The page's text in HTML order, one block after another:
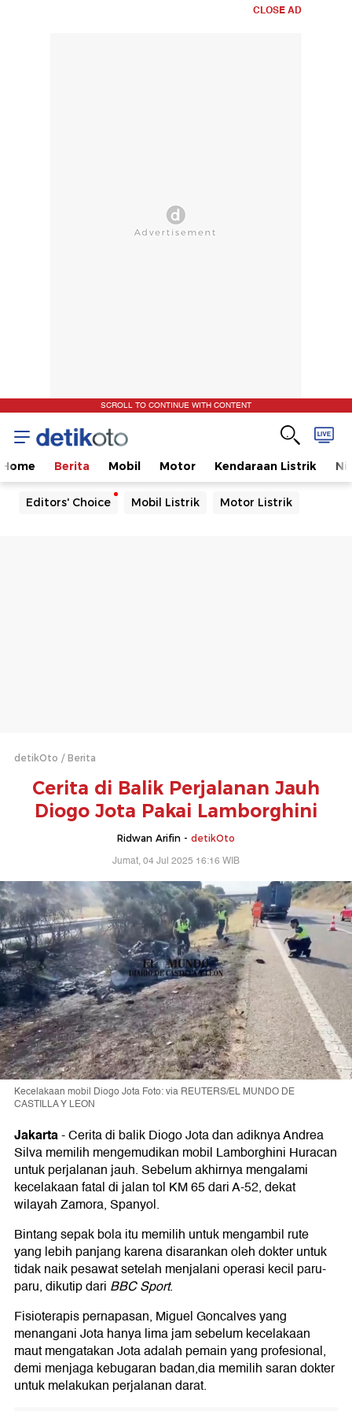
CLOSE AD
SCROLL TO CONTINUE WITH CONTENT
Home Berita Mobil Motor Kendaraan Listrik
Editors' Choice Mobil Listrik Motor Listrik
detikOto Berita
Cerita di Balik Perjalanan Jauh
Diogo Jota Pakai Lamborghini
Ridwan Arifin - detikOto
Jumat, 04 Jul 2025 16:16 WIB
Kecelakaan mobil Diogo Jota Foto: via REUTERS/EL MUNDO DE
CASTILLA Y LEON
Jakarta-Cerita di balik Diogo Jota dan adiknya Andrea
Silva memilih mengemudikan mobil Lamborghini Huracan
untuk perjalanan jauh. Sebelum akhirnya mengalami
kecelakaan fatal di jalan tol KM 65 dari A-52, dekat
wilayah Zamora, Spanyol.
Bintang sepak bola itu memilih untuk mengambil rute
yang lebih panjang karena disarankan oleh dokter untuk
tidak naik pesawat setelah menjalani operasi kecil paru-
paru, dikutip dari BBC Sport.
Fisioterapis pernapasan, Miguel Goncalves yang
menangani Jota hanya lima jam sebelum kecelakaan
maut mengatakan Jota adalah pemain yang profesional,
demi menjaga kebugaran badan,dia memilih saran dokter
untuk melakukan perjalanan darat.